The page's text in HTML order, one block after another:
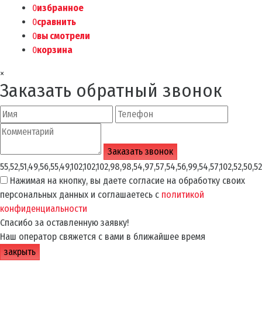
0избранное
0сравнить
0вы смотрели
0корзина
×
Заказать обратный звонок
Нажимая на кнопку, вы даете согласие на обработку своих
персональных данных и соглашаетесь с политикой
конфиденциальности
Спасибо за оставленную заявку!
Наш оператор свяжется с вами в ближайшее время
закрыть